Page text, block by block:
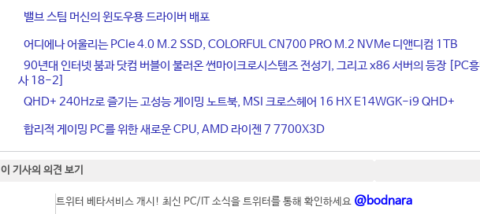
밸브 스팀 머신의 윈도우용 드라이버 배포
어디에나 어울리는 PCIe 4.0 M.2 SSD, COLORFUL CN700 PRO M.2 NVMe 디앤디컴 1TB
90년대 인터넷 붐과 닷컴 버블이 불러온 썬마이크로시스템즈 전성기, 그리고 x86 서버의 등장 [PC
사 18-2]
QHD+ 240Hz로 즐기는 고성능 게이밍 노트북, MSI 크로스헤어 16 HX E14WGK-i9 QHD+
합리적 게이밍 PC를 위한 새로운 CPU, AMD 라이젠 7 7700X3D
이 기사의 의견 보기
트위터 베타서비스 개시! 최신 PC/IT 소식을 트위터를 통해 확인하세요 @bodnara